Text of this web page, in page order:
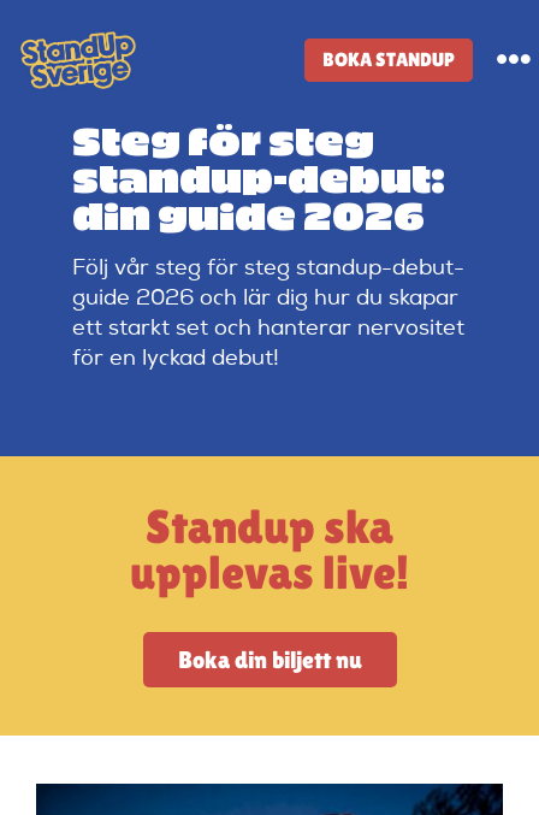
to
content
BOKA STANDUP
Standup-butik
Komiker
Lineup
StandUpSverige PODDEN
Kontakta oss
Steg för steg
standup-debut:
din guide 2026
Följ vår steg för steg standup-debut-
guide 2026 och lär dig hur du skapar
ett starkt set och hanterar nervositet
för en lyckad debut!
Standup ska
upplevas live!
Boka din biljett nu